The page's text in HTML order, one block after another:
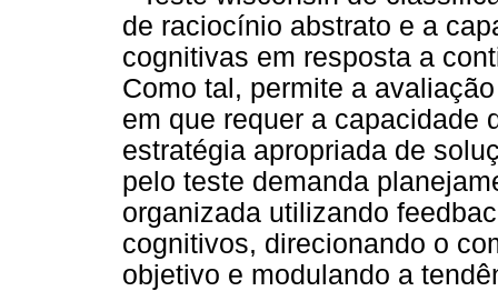
de raciocínio abstrato e a
cognitivas em resposta a
Como tal, permite a
em que requer a capacidade
estratégia apropriada de
pelo teste demanda
organizada utilizando
cognitivos, direcionando o
objetivo e modulando a